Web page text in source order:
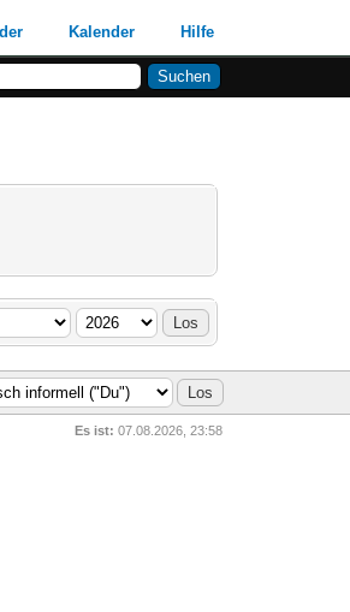
Kalender Hilfe
Es ist: 07.08.2026, 23:58